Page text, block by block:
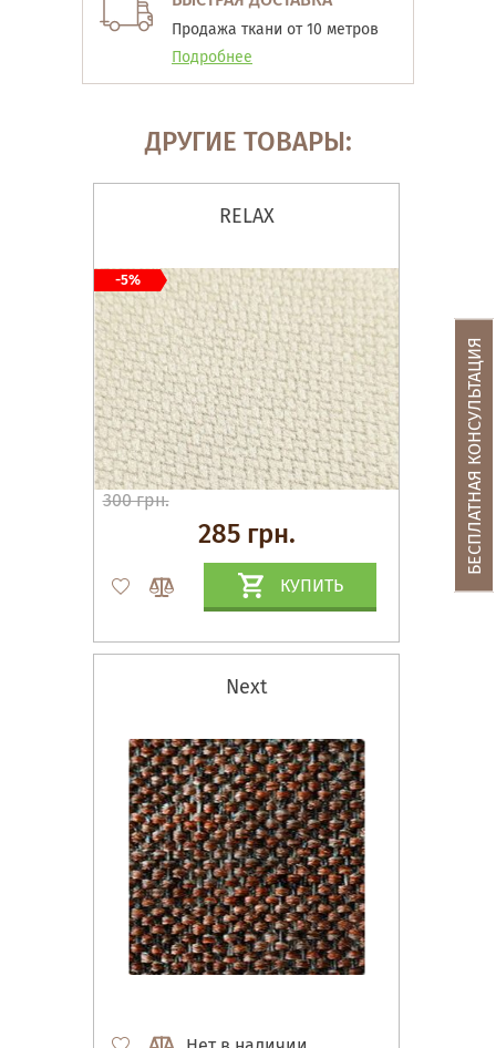
Продажа ткани от 10 метров
Подробнее
ДРУГИЕ ТОВАРЫ:
RELAX
300 грн.
285 грн.
КУПИТЬ
-5%
Next
БЕСПЛАТНАЯ КОНСУЛЬТАЦИЯ